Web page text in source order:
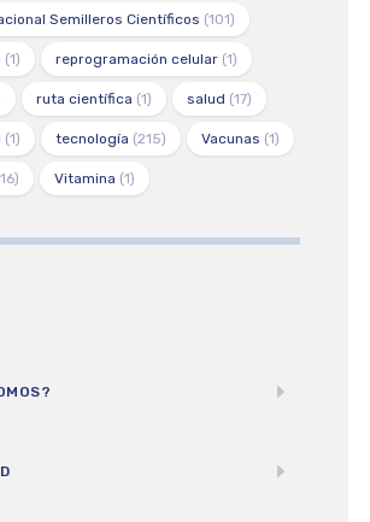
Semilleros Científicos (101)
(1) reprogramación celular(1)
ruta científica (1) salud (17)
(1) tecnología (215) Vacunas (1)
Vitamina (1)